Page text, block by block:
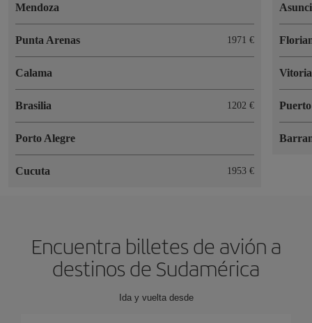
Mendoza
Punta Arenas 1971 €
Calama
Brasilia 1202 €
Porto Alegre
Cucuta 1953 €
Encuentra billetes de avión a
destinos de Sudamérica
Ida y vuelta desde